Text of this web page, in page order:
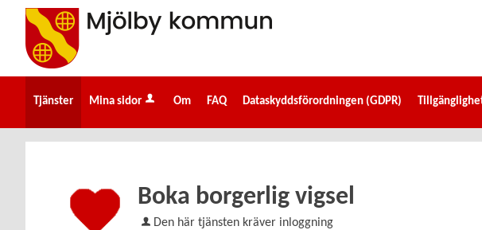
Välkommen
tjänster
kommun
Tjänster Mina sidor Om FAQ Dataskyddsförordningen (GDPR)
Boka borgerlig vigsel
Den här tjänsten kräver inloggning